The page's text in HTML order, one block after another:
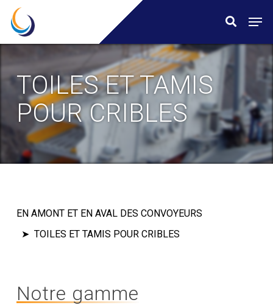
Skip
main
content
search
TOILES ET TAMIS
POUR CRIBLES
EN AMONT ET EN AVAL DES CONVOYEURS
TOILES ET TAMIS POUR CRIBLES
Notre gamme